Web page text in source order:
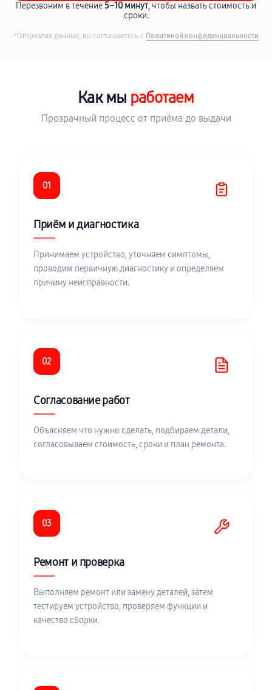
Перезвоним в течение5–10 минут, чтобы назвать стоимость и
сроки.
*Отправляя данные, вы соглашаетесь с Политикой конфиденциальности
Как мы работаем
Прозрачный процесс от приёма до выдачи
01
Приём и диагностика
Принимаем устройство, уточняем симптомы,
проводим первичную диагностику и определяем
причину неисправности.
02
Согласование работ
Объясняем что нужно сделать, подбираем детали,
согласовываем стоимость, сроки и план ремонта.
03
Ремонт и проверка
Выполняем ремонт или замену деталей, затем
тестируем устройство, проверяем функции и
качество сборки.